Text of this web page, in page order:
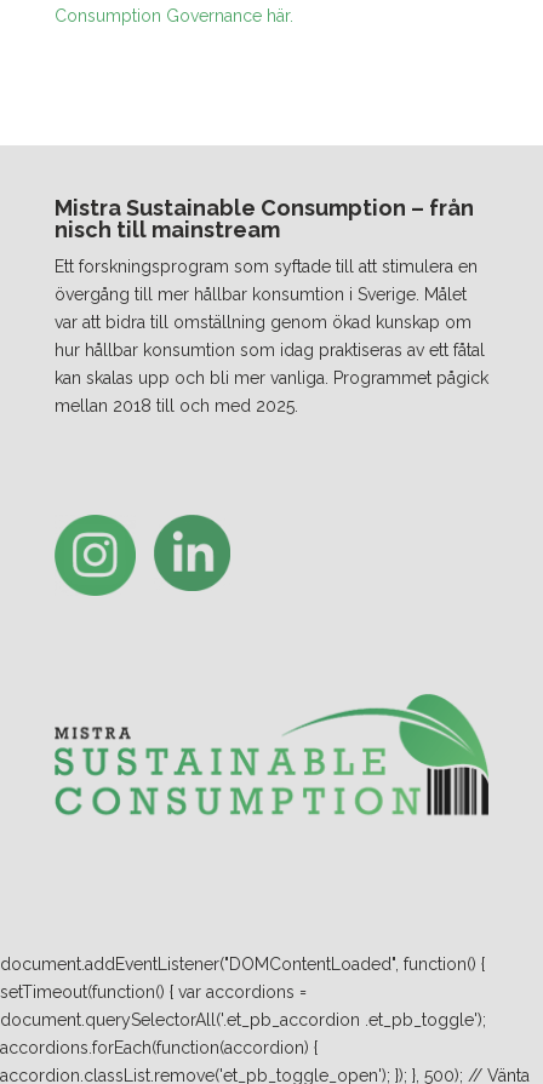
Consumption Governance här.
Mistra Sustainable Consumption – från
nisch till mainstream
Ett forskningsprogram som syftade till att stimulera en
övergång till mer hållbar konsumtion i Sverige. Målet
var att bidra till omställning genom ökad kunskap om
hur hållbar konsumtion som idag praktiseras av ett fåtal
kan skalas upp och bli mer vanliga. Programmet pågick
mellan 2018 till och med 2025.
document.addEventListener("DOMContentLoaded", function() {
setTimeout(function() { var accordions =
document.querySelectorAll('.et_pb_accordion .et_pb_toggle');
accordions.forEach(function(accordion) {
accordion.classList.remove('et_pb_toggle_open'); }); }, 500); // Vänta